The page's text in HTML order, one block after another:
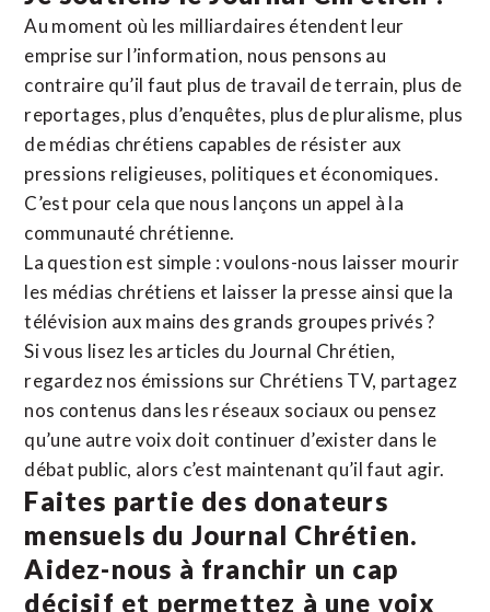
Au moment où les milliardaires étendent leur
emprise sur l’information, nous pensons au
contraire qu’il faut plus de travail de terrain, plus de
reportages, plus d’enquêtes, plus de pluralisme, plus
de médias chrétiens capables de résister aux
pressions religieuses, politiques et économiques.
C’est pour cela que nous lançons un appel à la
communauté chrétienne.
La question est simple : voulons-nous laisser mourir
les médias chrétiens et laisser la presse ainsi que la
télévision aux mains des grands groupes privés ?
Si vous lisez les articles du Journal Chrétien,
regardez nos émissions sur Chrétiens TV, partagez
nos contenus dans les réseaux sociaux ou pensez
qu’une autre voix doit continuer d’exister dans le
débat public, alors c’est maintenant qu’il faut agir.
Faites partie des donateurs
mensuels du Journal Chrétien.
Aidez-nous à franchir un cap
décisif et permettez à une voix